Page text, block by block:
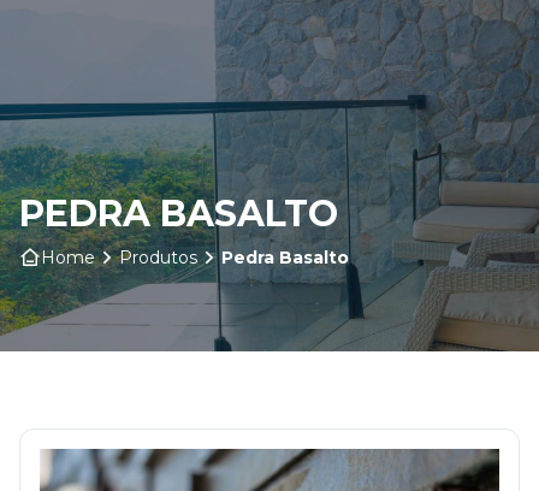
Home
Sobre nós
Produtos
Insumos
Serviços
Blog
PEDRA BASALTO
Home Produtos Pedra Basalto